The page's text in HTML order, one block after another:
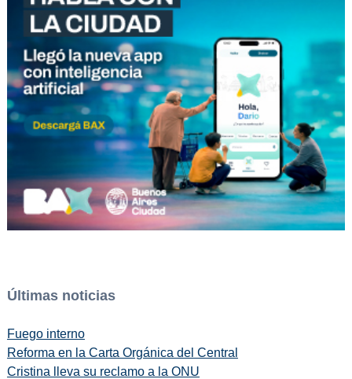
Últimas noticias
Fuego interno
Reforma en la Carta Orgánica del Central
Cristina lleva su reclamo a la ONU